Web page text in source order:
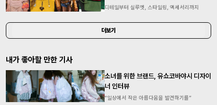
디테일부터 실루엣, 스타일링, 액세서리까지
더보기
내가 좋아할 만한 기사
소녀를 위한 브랜드, 유쇼코바야시 디자이
너 인터뷰
“일상에서 작은 아름다움을 발견하기를”